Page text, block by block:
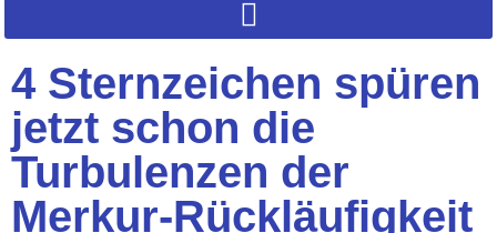
4 Sternzeichen spüren
jetzt schon die
Turbulenzen der
Merkur-Rückläufigkeit